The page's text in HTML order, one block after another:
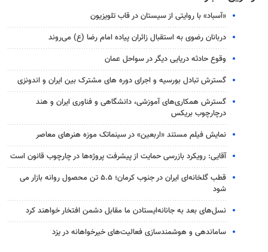
«آسباد» با روایتی از سیستان در قاب تلویزیون
دربانان رضوی به استقبال زائران پیاده امام رضا (ع) می‌روند
وقوع حادثه دریایی دیگر در سواحل عمان
گسترش تبادل بورسیه و اجرای دوره های مشترک بین ایران و اندونزی
گسترش همکاری‌های آموزشی، دانشگاهی و فناوری ایران و هند
درچارچوب بریکس
نمایش فیلم مستند «اربعین» در سینماتک موزه هنرهای معاصر
آقایی: رویکرد بازرسی حمایت از پیشرفت پروژه‌ها در چارچوب قانون است
قطب گلخانه‌ای ایران در جنوب کرمان؛ ۵.۵ تن محصول روانه بازار می
شود
نسل‌های بعد به جانانه‌ایستادن ما مقابل دشمن افتخار خواهند کرد
ساماندهی و هوشمندسازی فعالیت‌های خیرخواهانه در یزد